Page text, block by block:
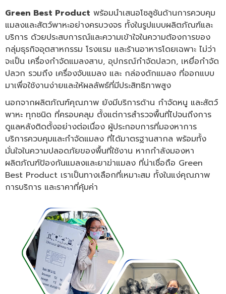
Green Best Product พร้อมนำเสนอโซลูชันด้านการควบคุม
แมลงและสัตว์พาหะอย่างครบวงจร ทั้งในรูปแบบผลิตภัณฑ์และ
บริการ ด้วยประสบการณ์และความเข้าใจในความต้องการของ
กลุ่มธุรกิจอุตสาหกรรม โรงแรม และร้านอาหารโดยเฉพาะ ไม่ว่า
จะเป็น เครื่องกำจัดแมลงสาบ, อุปกรณ์กำจัดปลวก, เหยื่อกำจัด
ปลวก รวมถึง เครื่องจับแมลง และ กล่องดักแมลง ที่ออกแบบ
มาเพื่อใช้งานง่ายและให้ผลลัพธ์ที่มีประสิทธิภาพสูง
นอกจากผลิตภัณฑ์คุณภาพ ยังมีบริการด้าน กำจัดหนู และสัตว์
พาหะ ทุกชนิด ที่ครอบคลุม ตั้งแต่การสำรวจพื้นที่ไปจนถึงการ
ดูแลหลังติดตั้งอย่างต่อเนื่อง ผู้ประกอบการที่มองหาการ
บริการควบคุมและกำจัดแมลง ที่ได้มาตรฐานสากล พร้อมทั้ง
มั่นใจในความปลอดภัยของพื้นที่ใช้งาน หากกำลังมองหา
ผลิตภัณฑ์ป้องกันแมลงและยาฆ่าแมลง ที่น่าเชื่อถือ Green
Best Product เราเป็นทางเลือกที่เหมาะสม ทั้งในแง่คุณภาพ
การบริการ และราคาที่คุ้มค่า